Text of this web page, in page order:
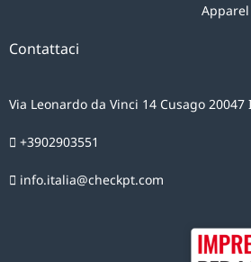
Contattaci
Via Leonardo da Vinci 14 Cusago
+3902903551
info.italia@checkpt.com